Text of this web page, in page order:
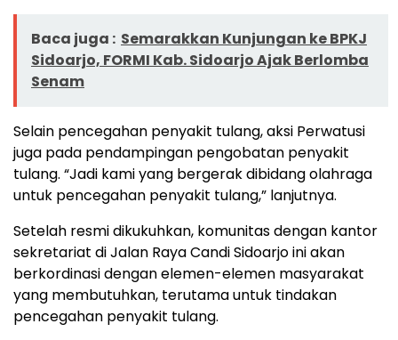
Baca juga : Semarakkan Kunjungan ke BPKJ
Sidoarjo, FORMI Kab. Sidoarjo Ajak Berlomba
Senam
Selain pencegahan penyakit tulang, aksi Perwatusi
juga pada pendampingan pengobatan penyakit
tulang. “Jadi kami yang bergerak dibidang olahraga
untuk pencegahan penyakit tulang,” lanjutnya.
Setelah resmi dikukuhkan, komunitas dengan kantor
sekretariat di Jalan Raya Candi Sidoarjo ini akan
berkordinasi dengan elemen-elemen masyarakat
yang membutuhkan, terutama untuk tindakan
pencegahan penyakit tulang.